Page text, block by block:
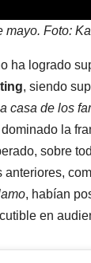
mayo. Foto:
ha logrado
, siendo
casa de los
la
sobre
anteriores,
, habían
en